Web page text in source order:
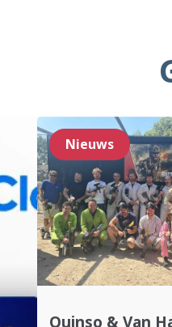
Nieuws
Quinso & Van